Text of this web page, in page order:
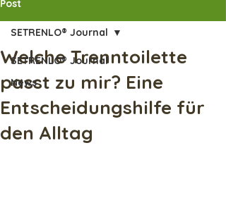
Post
SETRENLO® Journal
News
SETRENLO® Journal
Welche Trenntoilette
passt zu mir? Eine
Entscheidungshilfe für
den Alltag